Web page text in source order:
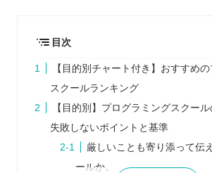
目次
【目的別チャート付き】おすすめ
スクールランキング
【目的別】プログラミングスクー
失敗しないポイントと基準
厳しいことも寄り添って伝
ールか。